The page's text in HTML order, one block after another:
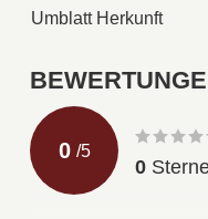
Umblatt Herkunft
0 /5
0